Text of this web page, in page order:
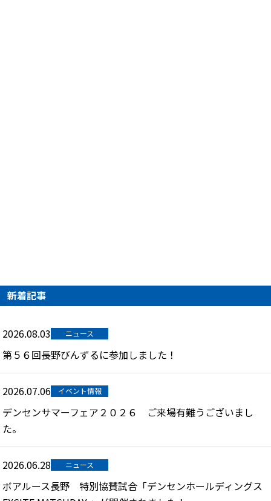
新着記事
2026.08.03 ニュース
第５６回長野びんずるに参加しました！
2026.07.06 イベント情報
デンセンサマーフェア２０２６ ご来場有難うございまし
た。
2026.06.28 ニュース
ボアルース長野 特別協賛試合「デンセンホールディングス